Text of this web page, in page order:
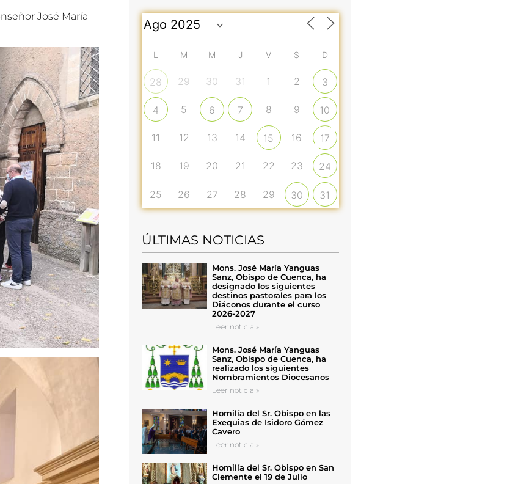
José María
L M M J V S D
28 29 30 31 1 2 3
4 5 6 7 8 9 10
11 12 13 14 15 16 17
18 19 20 21 22 23 24
25 26 27 28 29 30 31
ÚLTIMAS NOTICIAS
Mons. José María Yanguas
Sanz, Obispo de Cuenca, ha
designado los siguientes
destinos pastorales para los
Diáconos durante el curso
2026-2027
Leer noticia »
Mons. José María Yanguas
Sanz, Obispo de Cuenca, ha
realizado los siguientes
Nombramientos Diocesanos
Leer noticia »
Homilía del Sr. Obispo en las
Exequias de Isidoro Gómez
Cavero
Leer noticia »
Homilía del Sr. Obispo en San
Clemente el 19 de Julio